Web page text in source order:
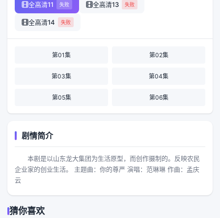
全高清11 失败 全高清13 失败
全高清14 失败
第01集 第02集
第03集 第04集
第05集 第06集
剧情简介
本剧是以山东龙大集团为生活原型，而创作摄制的。反映农民
企业家的创业生活。 主题曲：你的尊严 演唱：范琳琳 作曲：孟庆
云
猜你喜欢